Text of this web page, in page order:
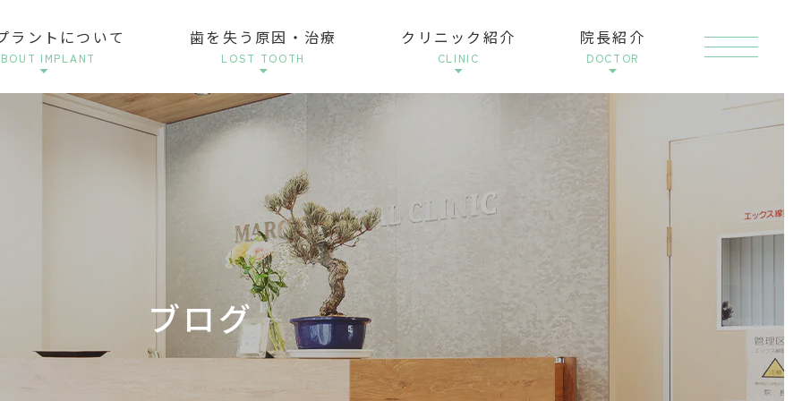
ラントについて
IMPLANT
歯を失う原因・治療
LOST TOOTH
クリニック紹介
CLINIC
院長紹介
DOCTOR
ブログ